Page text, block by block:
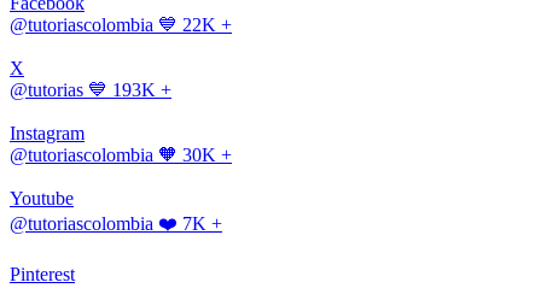
@tutoriascolombia 💙 22K +
X
@tutorias 💙 193K +
Instagram
@tutoriascolombia 🧡 30K +
Youtube
@tutoriascolombia ❤️ 7K +
Pinterest